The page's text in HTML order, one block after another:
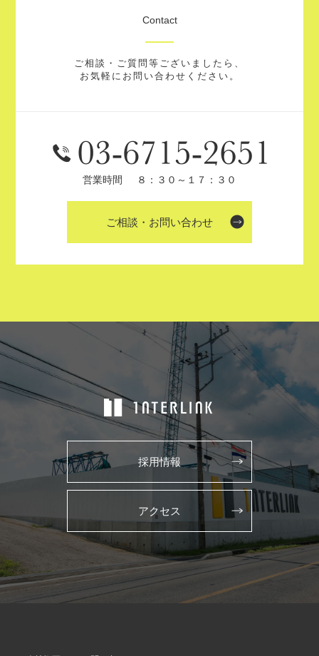
Contact
ご相談・ご質問等ございましたら、
お気軽にお問い合わせください。
営業時間 ８：３０～１７：３０
ご相談・お問い合わせ
採用情報
アクセス